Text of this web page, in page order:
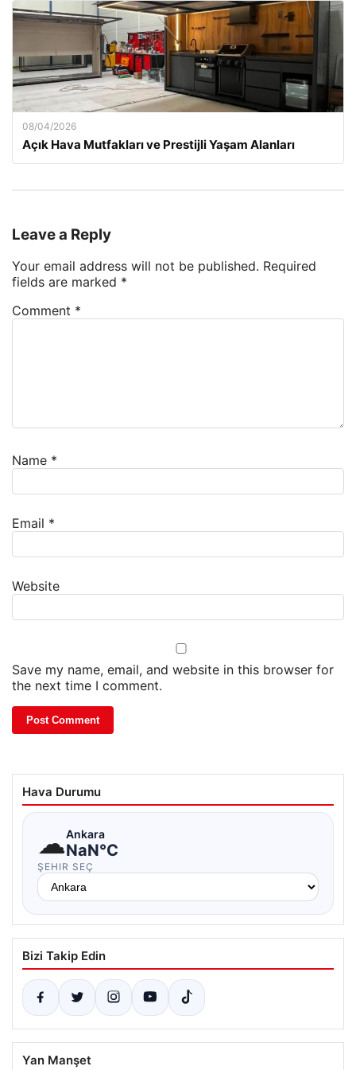
08/04/2026
Açık Hava Mutfakları ve Prestijli Yaşam Alanları
Leave a Reply
Your email address will not be published. Required
fields are marked *
Comment *
Name *
Email *
Website
Save my name, email, and website in this browser for
the next time I comment.
Hava Durumu
☁Ankara
NaN°C
ŞEHIR SEÇ
Bizi Takip Edin
Yan Manşet